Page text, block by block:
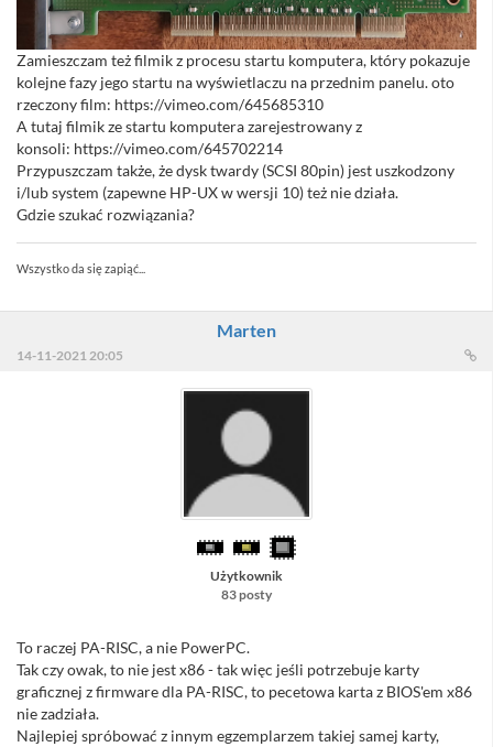
Zamieszczam też filmik z procesu startu komputera, który pokazuje
kolejne fazy jego startu na wyświetlaczu na przednim panelu. oto
rzeczony film: https://vimeo.com/645685310
A tutaj filmik ze startu komputera zarejestrowany z
konsoli: https://vimeo.com/645702214
Przypuszczam także, że dysk twardy (SCSI 80pin) jest uszkodzony
i/lub system (zapewne HP-UX w wersji 10) też nie działa.
Gdzie szukać rozwiązania?
Wszystko da się zapiąć...
Marten
14-11-2021 20:05
Użytkownik
83 posty
To raczej PA-RISC, a nie PowerPC.
Tak czy owak, to nie jest x86 - tak więc jeśli potrzebuje karty
graficznej z firmware dla PA-RISC, to pecetowa karta z BIOS'em x86
nie zadziała.
Najlepiej spróbować z innym egzemplarzem takiej samej karty,